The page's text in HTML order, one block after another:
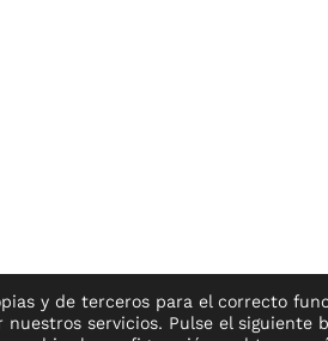
y de terceros para el correcto
servicios. Pulse el siguiente